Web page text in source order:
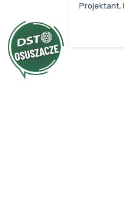
Projektant,